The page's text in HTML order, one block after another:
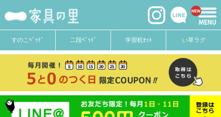
すのこﾍﾞｯﾄﾞ 二段ﾍﾞｯﾄﾞ 学習机ｾｯﾄ い草ラグ